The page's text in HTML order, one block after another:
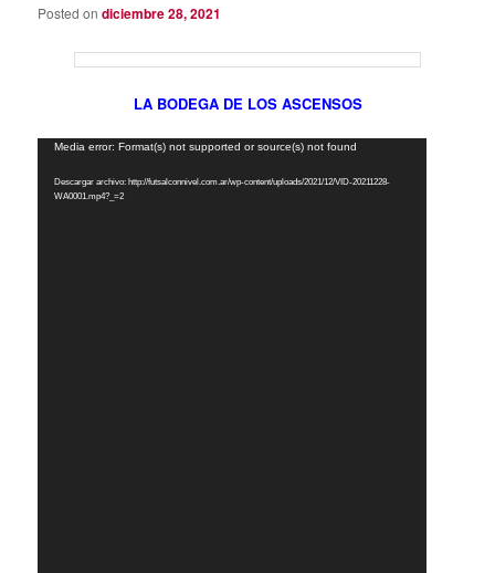
Posted ondiciembre 28, 2021
LA BODEGA DE LOS ASCENSOS
Reproductor
vídeo
Media error: Format(s) not supported or source(s) not found
Descargar archivo: http://futsalconnivel.com.ar/wp-content/uploads/2021/12/VID-20211228-
WA0001.mp4?_=2